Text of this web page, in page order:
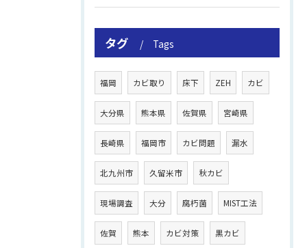
タグ Tags
福岡 カビ取り 床下 ZEH カビ
大分県 熊本県 佐賀県 宮崎県
長崎県 福岡市 カビ問題 漏水
北九州市 久留米市 秋カビ
現場調査 大分 腐朽菌 MIST工法
佐賀 熊本 カビ対策 黒カビ